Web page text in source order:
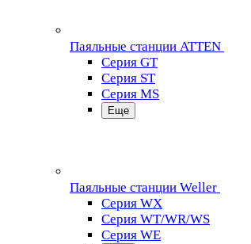
Паяльные станции ATTEN
Серия GT
Серия ST
Серия MS
Еще
Паяльные станции Weller
Серия WX
Серия WT/WR/WS
Серия WE